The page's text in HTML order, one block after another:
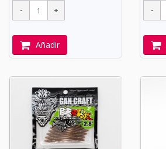
Añadir